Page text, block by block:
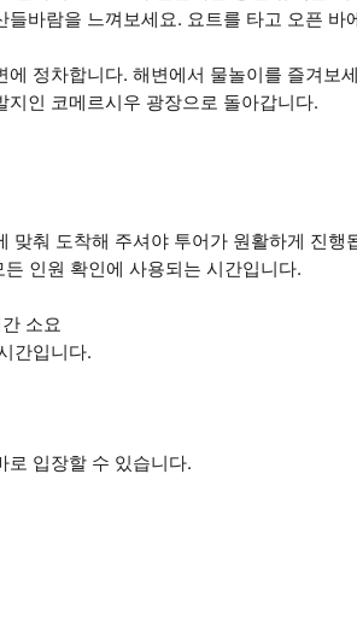
들바람을 느껴보세요. 요트를 타고 오픈
에 정차합니다. 해변에서 물놀이를 즐겨보
지인 코메르시우 광장으로 돌아갑니다.
맞춰 도착해 주셔야 투어가 원활하게 진행
인원 확인에 사용되는 시간입니다.
소요
간입니다.
로 입장할 수 있습니다.